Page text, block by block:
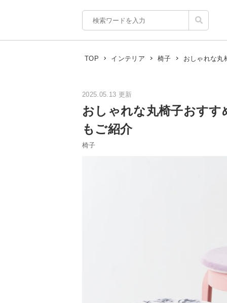
TOP インテリア 椅子 おしゃれな丸
2025.05.13 更新
おしゃれな丸椅子おす
もご紹介
椅子